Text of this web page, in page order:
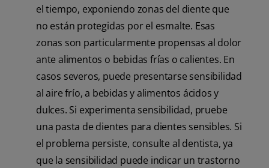
el tiempo, exponiendo zonas del diente que
no están protegidas por el esmalte. Esas
zonas son particularmente propensas al dolor
ante alimentos o bebidas frías o calientes. En
casos severos, puede presentarse sensibilidad
al aire frío, a bebidas y alimentos ácidos y
dulces. Si experimenta sensibilidad, pruebe
una pasta de dientes para dientes sensibles. Si
el problema persiste, consulte al dentista, ya
que la sensibilidad puede indicar un trastorno